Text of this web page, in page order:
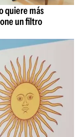
quiere más
un filtro